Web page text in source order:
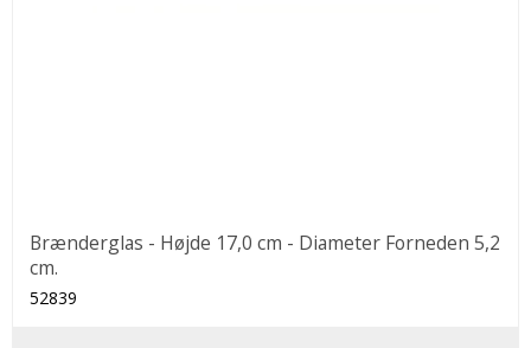
Brænderglas - Højde 17,0 cm - Diameter Forneden 5,2
cm.
52839